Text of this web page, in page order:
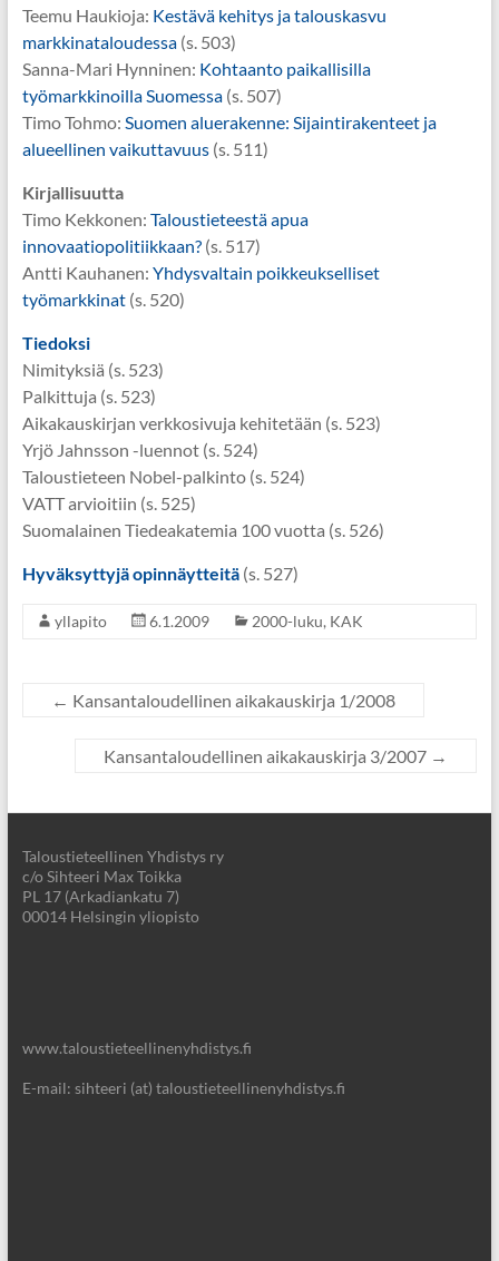
Teemu Haukioja: Kestävä kehitys ja talouskasvu
markkinataloudessa(s. 503)
Sanna-Mari Hynninen: Kohtaanto paikallisilla
työmarkkinoilla Suomessa(s. 507)
Timo Tohmo: Suomen aluerakenne: Sijaintirakenteet ja
alueellinen vaikuttavuus(s. 511)
Kirjallisuutta
Timo Kekkonen: Taloustieteestä apua
innovaatiopolitiikkaan?(s. 517)
Antti Kauhanen: Yhdysvaltain poikkeukselliset
työmarkkinat(s. 520)
Tiedoksi
Nimityksiä (s. 523)
Palkittuja (s. 523)
Aikakauskirjan verkkosivuja kehitetään (s. 523)
Yrjö Jahnsson -luennot (s. 524)
Taloustieteen Nobel-palkinto (s. 524)
VATT arvioitiin (s. 525)
Suomalainen Tiedeakatemia 100 vuotta (s. 526)
Hyväksyttyjä opinnäytteitä(s. 527)
yllapito 6.1.2009 2000-luku, KAK
← Kansantaloudellinen aikakauskirja 1/2008
Kansantaloudellinen aikakauskirja 3/2007 →
Taloustieteellinen Yhdistys ry
c/o Sihteeri Max Toikka
PL 17 (Arkadiankatu 7)
00014 Helsingin yliopisto
www.taloustieteellinenyhdistys.fi
E-mail: sihteeri (at) taloustieteellinenyhdistys.fi